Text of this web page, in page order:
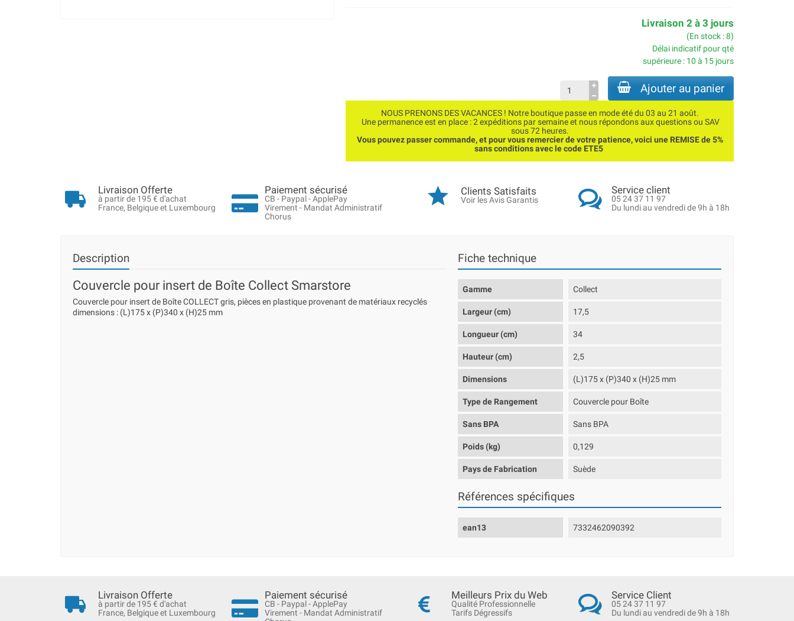
Livraison 2 à 3 jours
(En stock : 8)
Délai indicatif pour qté
supérieure : 10 à 15 jours
Ajouter au panier
NOUS PRENONS DES VACANCES ! Notre boutique passe en mode été du 03 au 21 août.
Une permanence est en place : 2 expéditions par semaine et nous répondons aux questions ou SAV
sous 72 heures.
Vous pouvez passer commande, et pour vous remercier de votre patience, voici une REMISE de 5%
sans conditions avec le code ETE5
Livraison Offerte
à partir de 195 € d'achat
France, Belgique et Luxembourg
Paiement sécurisé
CB - Paypal - ApplePay
Virement - Mandat Administratif
Chorus
Clients Satisfaits
Voir les Avis Garantis
Service client
05 24 37 11 97
Du lundi au vendredi de 9h à 18h
Description
Couvercle pour insert de Boîte Collect Smarstore
Couvercle pour insert de Boîte COLLECT gris, pièces en plastique provenant de matériaux recyclés
dimensions : (L)175 x (P)340 x (H)25 mm
Fiche technique
Gamme Collect
Largeur (cm) 17,5
Longueur (cm) 34
Hauteur (cm) 2,5
Dimensions (L)175 x (P)340 x (H)25 mm
Type de Rangement Couvercle pour Boîte
Sans BPA Sans BPA
Poids (kg) 0,129
Pays de Fabrication Suède
Références spécifiques
ean13 7332462090392
Livraison Offerte
à partir de 195 € d'achat
France, Belgique et Luxembourg
Paiement sécurisé
CB - Paypal - ApplePay
Virement - Mandat Administratif
Meilleurs Prix du Web
Qualité Professionnelle
Tarifs Dégressifs
Service Client
05 24 37 11 97
Du lundi au vendredi de 9h à 18h